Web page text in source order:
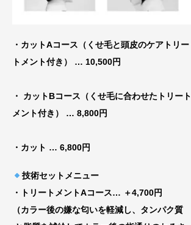
・カットAコース（くせ毛と頭皮のケアトリー
トメント付き） … 10,500円
・ カットBコース（くせ毛に合わせたトリート
メント付き）
… 8,800円
・カット … 6,800円
技術セットメニュー
・トリートメントAコース… ＋4,700円
（カラー後の嫌な匂いを軽減し、タンパク質